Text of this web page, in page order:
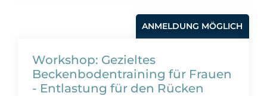
ANMELDUNG MÖGLICH
Workshop: Gezieltes
Beckenbodentraining für Frauen
- Entlastung für den Rücken